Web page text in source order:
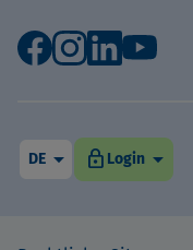
arrow_drop_down
DE arrow_drop_down
Login
lock